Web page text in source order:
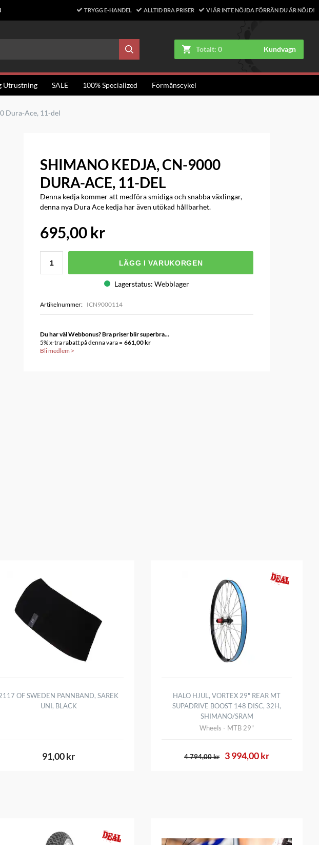
TRYGG E-HANDEL ALLTID BRA PRISER VI ÄR INTE NÖJDA FÖRRÄN DU ÄR NÖJD!
Totalt: 0 Kundvagn
Utrustning SALE 100% Specialized Förmånscykel
Dura-Ace, 11-del
SHIMANO KEDJA, CN-9000
DURA-ACE, 11-DEL
Denna kedja kommer att medföra smidiga och snabba växlingar,
denna nya Dura Ace kedja har även utökad hållbarhet.
695,00 kr
LÄGG I VARUKORGEN
Lagerstatus: Webblager
Artikelnummer: ICN9000114
Du har väl Webbonus? Bra priser blir superbra...
5% x-tra rabatt på denna vara = 661,00 kr
Bli medlem >
OF SWEDEN PANNBAND, SAREK
UNI, BLACK
91,00 kr
HALO HJUL, VORTEX 29" REAR MT
SUPADRIVE BOOST 148 DISC, 32H,
SHIMANO/SRAM
Wheels - MTB 29"
3 994,00 kr
4 794,00 kr